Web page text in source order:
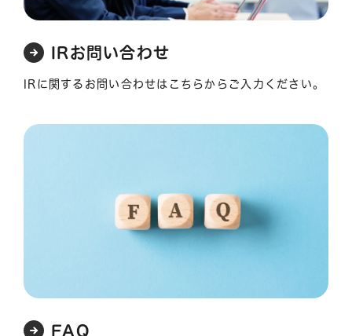
IRお問い合わせ
IRに関するお問い合わせはこちらからご入力ください。
FAQ